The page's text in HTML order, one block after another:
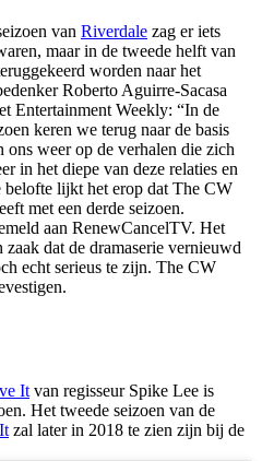
van Riverdale zag er iets
maar in de tweede helft van
worden naar het
Roberto Aguirre-Sacasa
Entertainment Weekly: “In de
keren we terug naar de basis
ons weer op de verhalen die zich
in het diepe van deze relaties en
belofte lijkt het erop dat The CW
met een derde seizoen.
aan RenewCancelTV. Het
dat de dramaserie vernieuwd
echt serieus te zijn. The CW
It van regisseur Spike Lee is
Het tweede seizoen van de
zal later in 2018 te zien zijn bij de